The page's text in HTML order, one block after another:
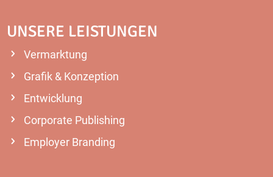
UNSERE LEISTUNGEN
Vermarktung
Grafik & Konzeption
Entwicklung
Corporate Publishing
Employer Branding